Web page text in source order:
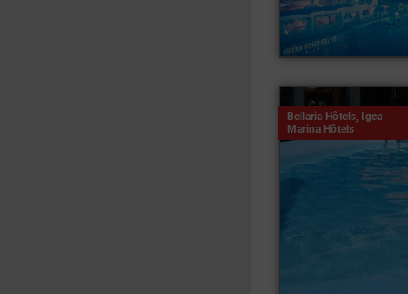
Bellaria Hôtels, Igea
Marina Hôtels